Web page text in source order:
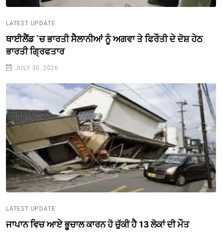
LATEST UPDATE
ਥਾਈਲੈਂਡ `ਚ ਭਾਰਤੀ ਸੈਲਾਨੀਆਂ ਨੂੰ ਅਗਵਾ ਤੇ ਫਿਰੌਤੀ ਦੇ ਦੋਸ਼ ਹੇਠ
ਭਾਰਤੀ ਗ੍ਰਿਫਤਾਰ
JULY 30, 2026
LATEST UPDATE
ਜਾਪਾਨ ਵਿਚ ਆਏ ਭੂਚਾਲ ਕਾਰਨ ਹੋ ਚੁੱਕੀ ਹੈ 13 ਲੋਕਾਂ ਦੀ ਮੌਤ